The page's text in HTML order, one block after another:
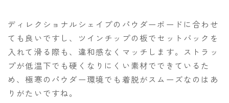
ディレクショナルシェイプのパウダーボードに合わせ
ても良いですし、ツインチップの板でセットバックを
入れて滑る際も、違和感なくマッチします。ストラッ
プが低温下でも硬くなりにくい素材でできているた
め、極寒のパウダー環境でも着脱がスムーズなのはあ
りがたいですね。